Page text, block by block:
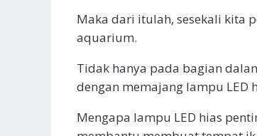
Maka dari itulah, sesekali kita
aquarium.
Tidak hanya pada bagian
dengan memajang lampu LED
Mengapa lampu LED hias